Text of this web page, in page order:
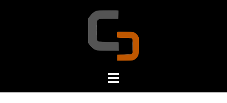
Toggle